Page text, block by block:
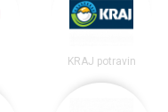
KRAJ potravín